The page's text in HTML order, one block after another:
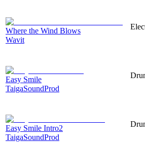
Where the Wind Blows
Wavit
Easy Smile
TaigaSoundProd
Easy Smile Intro2
TaigaSoundProd